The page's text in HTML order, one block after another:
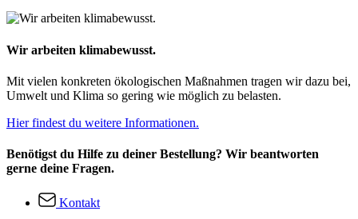
Wir arbeiten klimabewusst.
Mit vielen konkreten ökologischen Maßnahmen tragen wir dazu bei,
Umwelt und Klima so gering wie möglich zu belasten.
Hier findest du weitere Informationen.
Benötigst du Hilfe zu deiner Bestellung? Wir beantworten
gerne deine Fragen.
Kontakt